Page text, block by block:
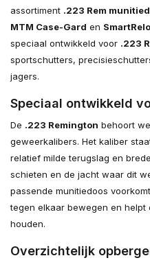
assortiment .223 Rem
MTM Case-Gard en
speciaal ontwikkeld voor .223
sportschutters,
jagers.
Speciaal ontwikkeld
De .223 Remington behoort
geweerkalibers. Het kaliber
relatief milde terugslag en
schieten en de jacht waar dit
passende munitiedoos
tegen elkaar bewegen en helpt
houden.
Overzichtelijk